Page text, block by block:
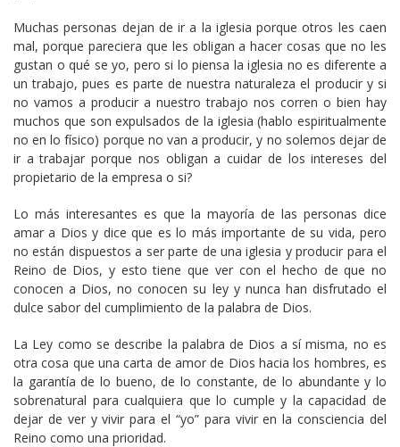
Muchas personas dejan de ir a la iglesia porque otros les caen
mal, porque pareciera que les obligan a hacer cosas que no les
gustan o qué se yo, pero si lo piensa la iglesia no es diferente a
un trabajo, pues es parte de nuestra naturaleza el producir y si
no vamos a producir a nuestro trabajo nos corren o bien hay
muchos que son expulsados de la iglesia (hablo espiritualmente
no en lo físico) porque no van a producir, y no solemos dejar de
ir a trabajar porque nos obligan a cuidar de los intereses del
propietario de la empresa o si?
Lo más interesantes es que la mayoría de las personas dice
amar a Dios y dice que es lo más importante de su vida, pero
no están dispuestos a ser parte de una iglesia y producir para el
Reino de Dios, y esto tiene que ver con el hecho de que no
conocen a Dios, no conocen su ley y nunca han disfrutado el
dulce sabor del cumplimiento de la palabra de Dios.
La Ley como se describe la palabra de Dios a sí misma, no es
otra cosa que una carta de amor de Dios hacia los hombres, es
la garantía de lo bueno, de lo constante, de lo abundante y lo
sobrenatural para cualquiera que lo cumple y la capacidad de
dejar de ver y vivir para el “yo” para vivir en la consciencia del
Reino como una prioridad.